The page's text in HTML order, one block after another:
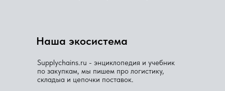
Наша экосистема
Supplychains.ru - энциклопедия и учебник
по закупкам, мы пишем про логистику,
складыа и цепочки поставок.